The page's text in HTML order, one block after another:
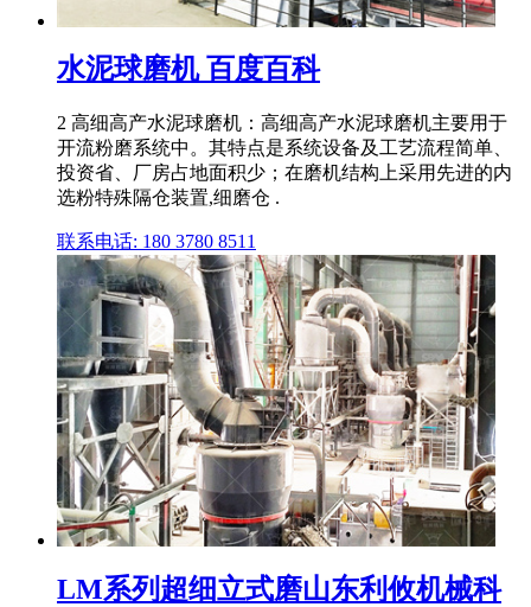
水泥球磨机 百度百科
2 高细高产水泥球磨机：高细高产水泥球磨机主要用于
开流粉磨系统中。其特点是系统设备及工艺流程简单、
投资省、厂房占地面积少；在磨机结构上采用先进的内
选粉特殊隔仓装置,细磨仓 .
联系电话: 180 3780 8511
LM系列超细立式磨山东利攸机械科